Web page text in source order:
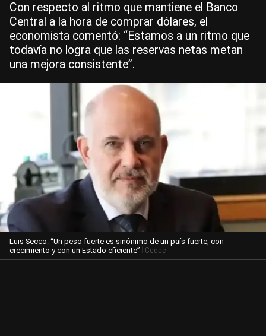
Con respecto al ritmo que mantiene el Banco
Central a la hora de comprar dólares, el
economista comentó: “Estamos a un ritmo que
todavía no logra que las reservas netas metan
una mejora consistente”.
Luis Secco: “Un peso fuerte es sinónimo de un país fuerte, con
crecimiento y con un Estado eficiente” | Cedoc